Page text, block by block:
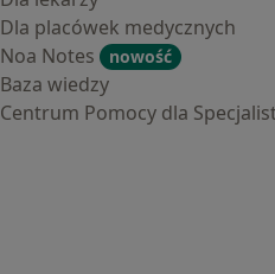
Dla placówek medycznych
Noa Notes
nowość
Baza wiedzy
Centrum Pomocy dla